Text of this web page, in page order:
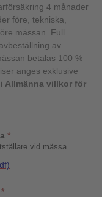
4 månader
före, tekniska,
mässan. Full
av
betalas 100 %
anges exklusive
Allmänna villkor för
*
vid mässa
*